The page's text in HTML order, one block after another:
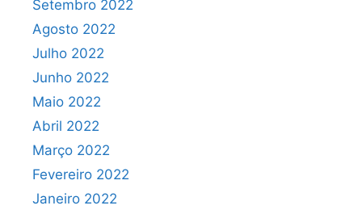
Setembro 2022
Agosto 2022
Julho 2022
Junho 2022
Maio 2022
Abril 2022
Março 2022
Fevereiro 2022
Janeiro 2022